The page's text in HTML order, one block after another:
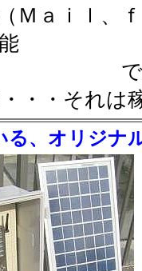
ａｉｌ、ｆ
応
・・それは
る、オリジナ